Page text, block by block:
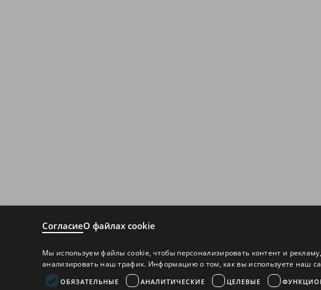
СогласиеО файлах cookie
Мы используем файлы cookie, чтобы персонализировать контент и
анализировать наш трафик. Информацию о том, как вы используете наш
ОБЯЗАТЕЛЬНЫЕ АНАЛИТИЧЕСКИЕ ЦЕЛЕВЫЕ